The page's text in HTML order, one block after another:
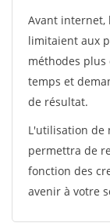
Avant internet,
limitaient aux
méthodes
temps et
de résultat.
L'utilisation de
permettra de
fonction des
avenir à votre